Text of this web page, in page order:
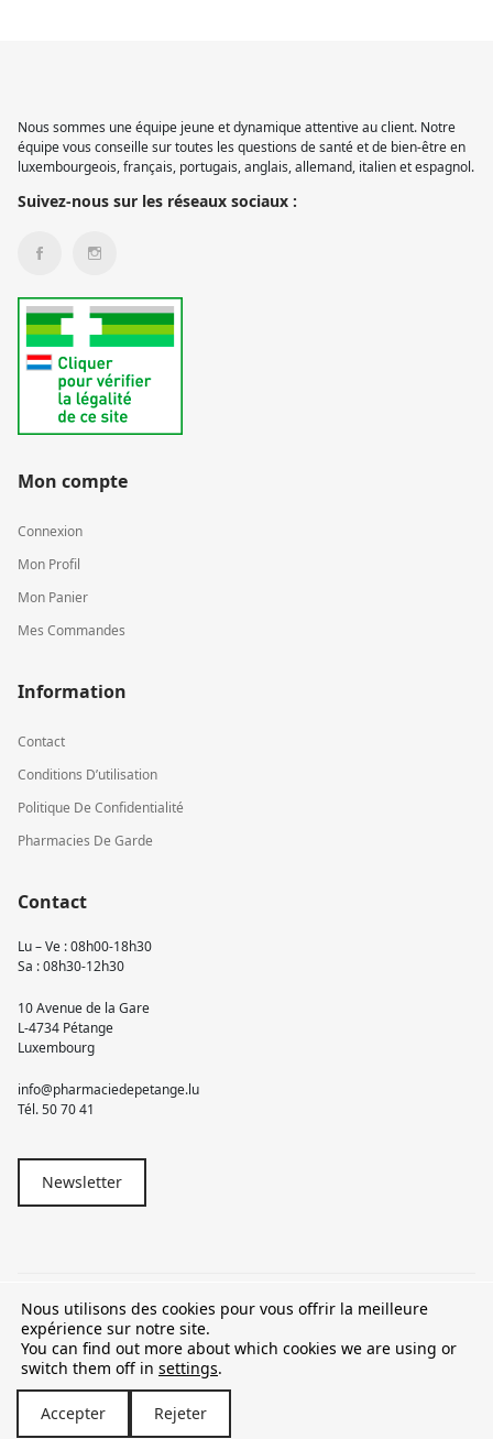
Nous sommes une équipe jeune et dynamique attentive au client. Notre
équipe vous conseille sur toutes les questions de santé et de bien-être en
luxembourgeois, français, portugais, anglais, allemand, italien et espagnol.
Suivez-nous sur les réseaux sociaux :
Mon compte
Connexion
Mon Profil
Mon Panier
Mes Commandes
Information
Contact
Conditions D’utilisation
Politique De Confidentialité
Pharmacies De Garde
Contact
Lu – Ve : 08h00-18h30
Sa : 08h30-12h30
10 Avenue de la Gare
L-4734 Pétange
Luxembourg
info@pharmaciedepetange.lu
Tél.50 70 41
Newsletter
© 2026 Pharmacie Pétange
TVA LU15581262
Nous utilisons des cookies pour vous offrir la meilleure
expérience sur notre site.
You can find out more about which cookies we are using or
switch them off in settings.
Accepter Rejeter